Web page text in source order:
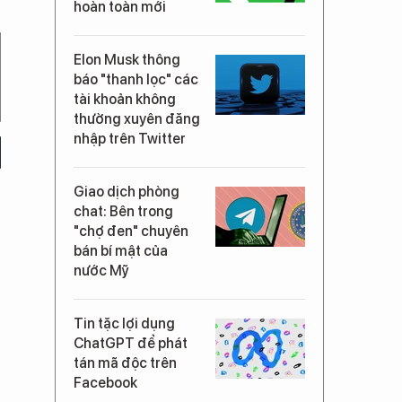
hoàn toàn mới
Elon Musk thông
báo "thanh lọc" các
tài khoản không
thường xuyên đăng
nhập trên Twitter
Giao dịch phòng
chat: Bên trong
"chợ đen" chuyên
bán bí mật của
nước Mỹ
Tin tặc lợi dụng
ChatGPT để phát
tán mã độc trên
Facebook